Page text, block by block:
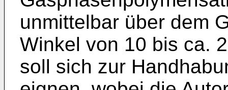
unmittelbar über dem
Winkel von 10 bis ca.
soll sich zur